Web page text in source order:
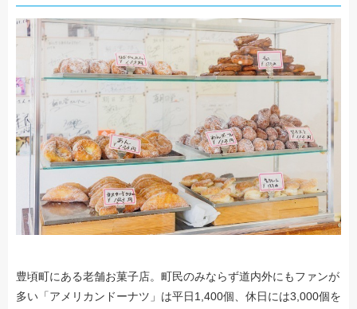
豊頃町にある老舗お菓子店。町民のみならず道内外にもファンが
多い「アメリカンドーナツ」は平日1,400個、休日には3,000個を